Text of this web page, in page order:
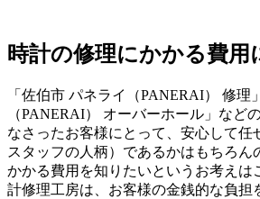
時計の修理にかかる費用
「佐伯市 パネライ（PANERAI） 修理
（PANERAI） オーバーホール」など
なさったお客様にとって、安心して任
スタッフの人柄）であるかはもちろん
かかる費用を知りたいというお考えは
計修理工房は、お客様の金銭的な負担